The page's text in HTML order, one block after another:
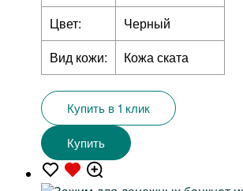
Цвет:
Черный
Вид кожи:
Кожа ската
Купить в 1 клик
Купить